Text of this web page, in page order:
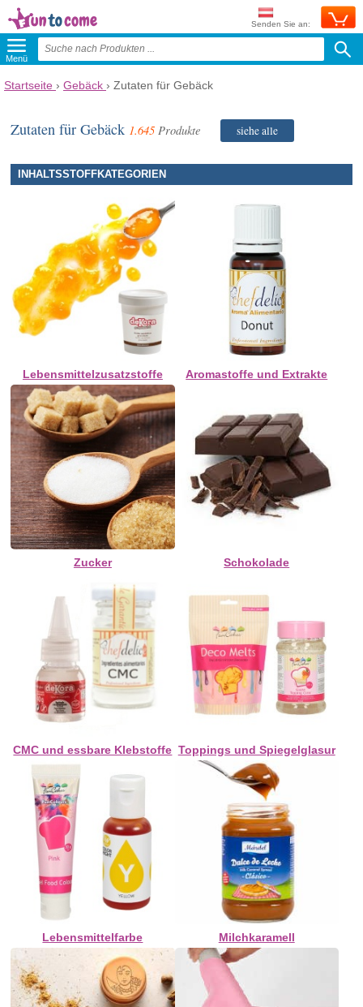
Senden Sie an:
Menü
Startseite › Gebäck › Zutaten für Gebäck
Zutaten für Gebäck 1.645 Produkte siehe alle
INHALTSSTOFFKATEGORIEN
Lebensmittelzusatzstoffe Aromastoffe und Extrakte
Zucker Schokolade
CMC und essbare Klebstoffe Toppings und Spiegelglasur
Lebensmittelfarbe Milchkaramell